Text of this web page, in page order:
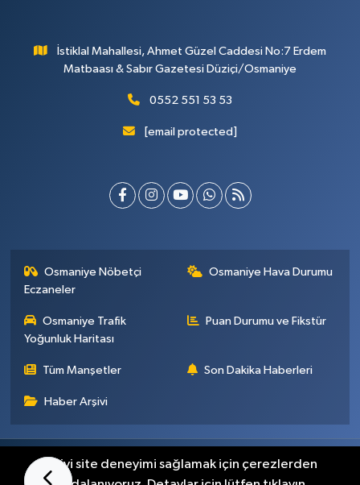
İstiklal Mahallesi, Ahmet Güzel Caddesi No:7 Erdem
Matbaası & Sabır Gazetesi Düziçi/Osmaniye
0552 551 53 53
[email protected]
Osmaniye Nöbetçi
Eczaneler
Osmaniye Hava Durumu
Osmaniye Trafik
Yoğunluk Haritası
Puan Durumu ve Fikstür
Tüm Manşetler Son Dakika Haberleri
Haber Arşivi
Künye İletişim Gizlilik Sözleşmesi
En iyi site deneyimi sağlamak için çerezlerden